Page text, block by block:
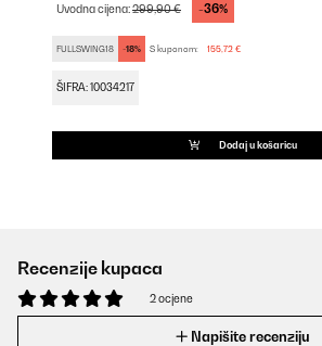
Uvodna cijena:299,90 € -36%
FULLSWING18 -18% S kuponom: 155,72 €
ŠIFRA: 10034217
Dodaj u košaricu
Recenzije kupaca
2 ocjene
Napišite recenziju